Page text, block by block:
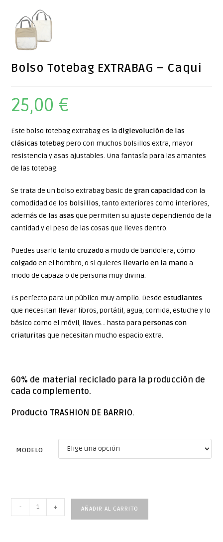
Bolso Totebag EXTRABAG – Caqui
25,00 €
Este bolso totebag extrabag es ladigievolución de las
clásicas totebagpero con muchos bolsillos extra, mayor
resistencia y asas ajustables. Una fantasía para las amantes
de las totebag.
Se trata de un bolso extrabag basic degran capacidadcon la
comodidad de los bolsillos, tanto exteriores como interiores,
además de lasasas que permiten su ajuste dependiendo de la
cantidad y el peso de las cosas que lleves dentro.
Puedes usarlo tantocruzadoa modo de bandolera, cómo
colgadoen el hombro, o si quieres llevarlo en la manoa
modo de capaza o de persona muy divina.
Es perfecto para un público muy amplio. Desdeestudiantes
que necesitan llevar libros, portátil, agua, comida, estuche y lo
básico como el móvil, llaves… hasta parapersonas con
criaturitas que necesitan mucho espacio extra.
60% de material reciclado para la producción de
cada complemento.
Producto TRASHION DE BARRIO.
MODELO
- + AÑADIR AL CARRITO